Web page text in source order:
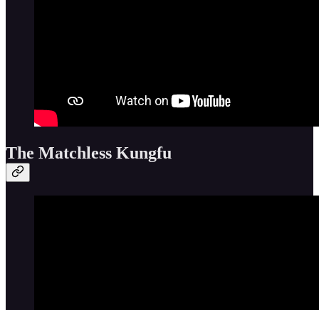
The Matchless Kungfu